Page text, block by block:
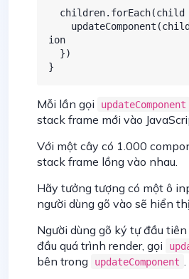
ion
Mỗi lần gọi updateComponent
stack frame mới vào
Với một cây có 1.000
stack frame lồng vào nhau.
Hãy tưởng tượng có một ô
người dùng gõ vào sẽ hiển
Người dùng gõ ký tự đầu tiên
đầu quá trình render, gọi
bên trong updateComponent